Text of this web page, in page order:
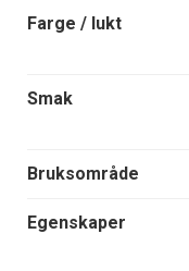
Farge / lukt
Smak
Bruksområde
Egenskaper